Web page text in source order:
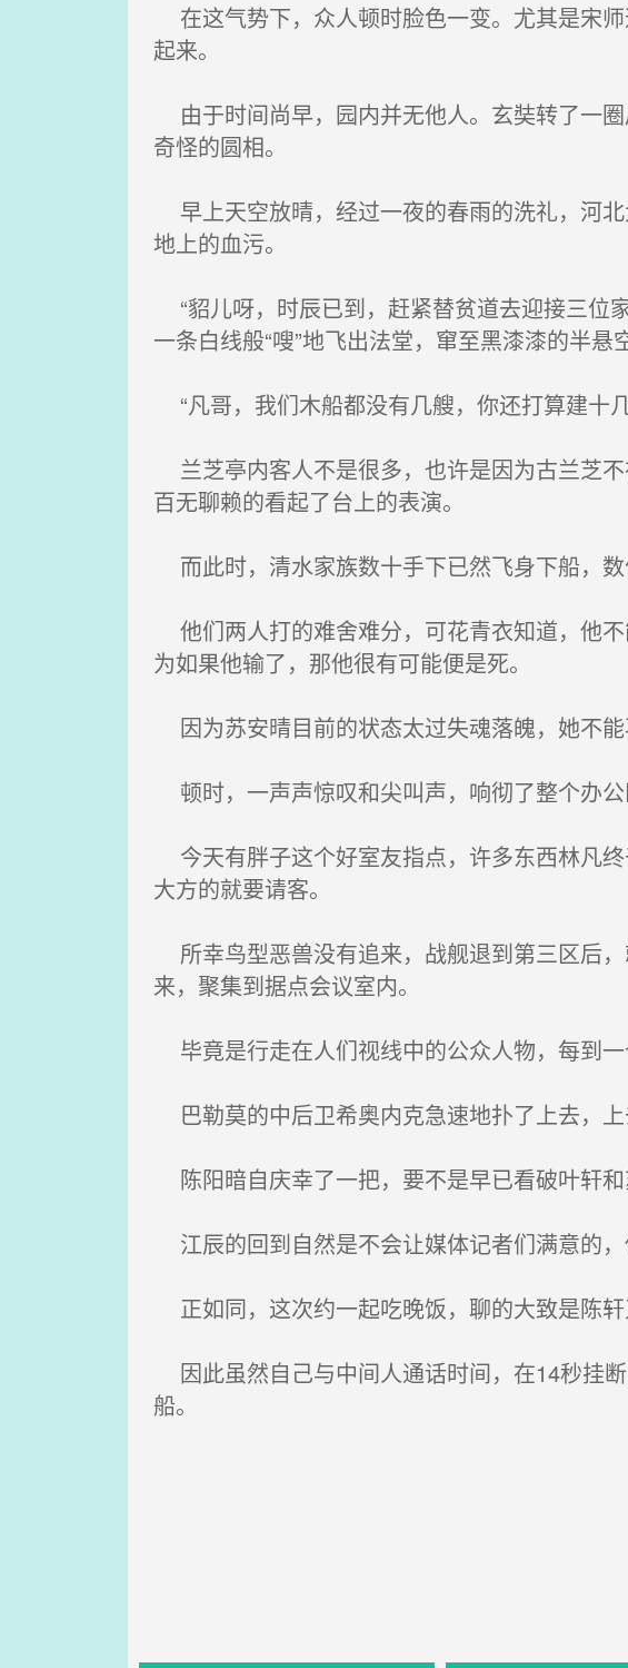
在这气势下，众人顿时脸色一变。尤其是宋
起来。
由于时间尚早，园内并无他人。玄奘转了一
奇怪的圆相。
早上天空放晴，经过一夜的春雨的洗礼，河
地上的血污。
“貂儿呀，时辰已到，赶紧替贫道去迎接三位
一条白线般“嗖”地飞出法堂，窜至黑漆漆的半悬
“凡哥，我们木船都没有几艘，你还打算建十
兰芝亭内客人不是很多，也许是因为古兰芝不
百无聊赖的看起了台上的表演。
而此时，清水家族数十手下已然飞身下船，数
他们两人打的难舍难分，可花青衣知道，他
为如果他输了，那他很有可能便是死。
因为苏安晴目前的状态太过失魂落魄，她不
顿时，一声声惊叹和尖叫声，响彻了整个办公
今天有胖子这个好室友指点，许多东西林凡
大方的就要请客。
所幸鸟型恶兽没有追来，战舰退到第三区后
来，聚集到据点会议室内。
毕竟是行走在人们视线中的公众人物，每到一
巴勒莫的中后卫希奥内克急速地扑了上去，上
陈阳暗自庆幸了一把，要不是早已看破叶轩
江辰的回到自然是不会让媒体记者们满意的
正如同，这次约一起吃晚饭，聊的大致是陈轩
因此虽然自己与中间人通话时间，在14秒挂
船。